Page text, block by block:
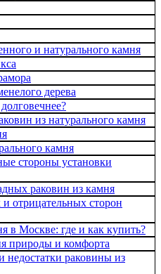
и натурального камня
дерева
из натурального камня
камня
стороны установки
раковин из камня
отрицательных сторон
в Москве: где и как купить?
природы и комфорта
недостатки раковины из